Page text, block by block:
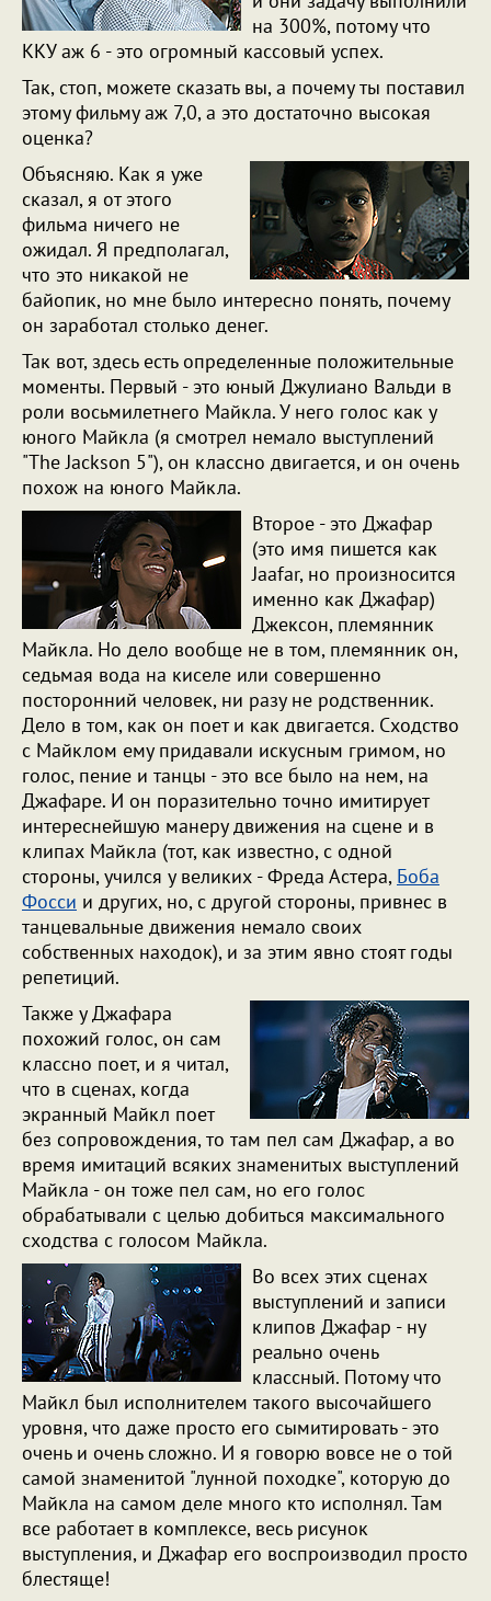
на 300%, потому что
ККУ аж 6 - это огромный кассовый успех.
Так, стоп, можете сказать вы, а почему ты поставил
этому фильму аж 7,0, а это достаточно высокая
оценка?
Объясняю. Как я уже
сказал, я от этого
фильма ничего не
ожидал. Я предполагал,
что это никакой не
байопик, но мне было интересно понять, почему
он заработал столько денег.
Так вот, здесь есть определенные положительные
моменты. Первый - это юный Джулиано Вальди в
роли восьмилетнего Майкла. У него голос как у
юного Майкла (я смотрел немало выступлений
"The Jackson 5"), он классно двигается, и он очень
похож на юного Майкла.
Второе - это Джафар
(это имя пишется как
Jaafar, но произносится
именно как Джафар)
Джексон, племянник
Майкла. Но дело вообще не в том, племянник он,
седьмая вода на киселе или совершенно
посторонний человек, ни разу не родственник.
Дело в том, как он поет и как двигается. Сходство
с Майклом ему придавали искусным гримом, но
голос, пение и танцы - это все было на нем, на
Джафаре. И он поразительно точно имитирует
интереснейшую манеру движения на сцене и в
клипах Майкла (тот, как известно, с одной
стороны, учился у великих - Фреда Астера, Боба
Фосси и других, но, с другой стороны, привнес в
танцевальные движения немало своих
собственных находок), и за этим явно стоят годы
репетиций.
Также у Джафара
похожий голос, он сам
классно поет, и я читал,
что в сценах, когда
экранный Майкл поет
без сопровождения, то там пел сам Джафар, а во
время имитаций всяких знаменитых выступлений
Майкла - он тоже пел сам, но его голос
обрабатывали с целью добиться максимального
сходства с голосом Майкла.
Во всех этих сценах
выступлений и записи
клипов Джафар - ну
реально очень
классный. Потому что
Майкл был исполнителем такого высочайшего
уровня, что даже просто его сымитировать - это
очень и очень сложно. И я говорю вовсе не о той
самой знаменитой "лунной походке", которую до
Майкла на самом деле много кто исполнял. Там
все работает в комплексе, весь рисунок
выступления, и Джафар его воспроизводил просто
блестяще!